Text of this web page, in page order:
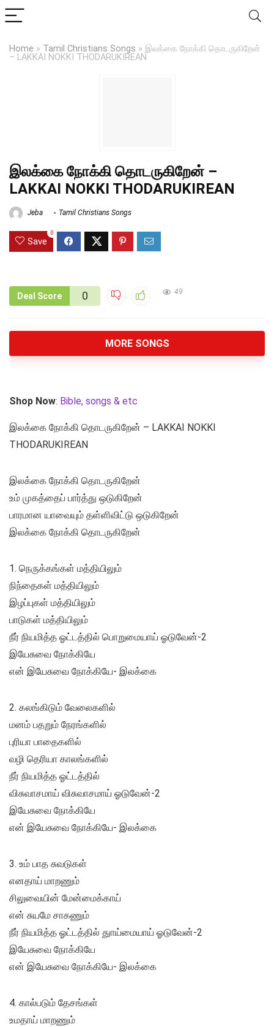
Home » Tamil Christians Songs » இலக்கை நோக்கி தொடருகிறேன்
– LAKKAI NOKKI THODARUKIREAN
இலக்கை நோக்கி தொடருகிறேன் –
LAKKAI NOKKI THODARUKIREAN
Jeba Tamil Christians Songs
Save
0
Deal Score 0 49
MORE SONGS
Shop Now: Bible, songs & etc
இலக்கை நோக்கி தொடருகிறேன் – LAKKAI NOKKI
THODARUKIREAN
இலக்கை நோக்கி தொடருகிறேன்
உம் முகத்தைப் பார்த்து ஒடுகிறேன்
பாரமான யாவையும் தள்ளிவிட்டு ஒடுகிறேன்
இலக்கை நோக்கி தொடருகிறேன்
1. நெருக்கங்கள் மத்தியிலும்
நிந்தைகள் மத்தியிலும்
இழப்புகள் மத்தியிலும்
பாடுகள் மத்தியிலும்
நீர் நியமித்த ஓட்டத்தில் பொறுமையாய் ஓடுவேன்-2
இயேசுவை நோக்கியே
என் இயேசுவை நோக்கியே- இலக்கை
2. கலங்கிடும் வேலைகளில்
மனம் பதறும் நேரங்களில்
புரியா பாதைகளில்
வழி தெரியா காலங்களில்
நீர் நியமித்த ஓட்டத்தில்
விசுவாசமாய் விசுவாசமாய் ஓடுவேன்-2
இயேசுவை நோக்கியே
என் இயேசுவை நோக்கியே- இலக்கை
3. உம் பாத சுவடுகள்
எனதாய் மாறணும்
சிலுவையின் மேன்மைக்காய்
என் சுயமே சாகணும்
நீர் நியமித்த ஓட்டத்தில் துாய்மையாய் ஓடுவேன்-2
இயேசுவை நோக்கியே
என் இயேசுவை நோக்கியே- இலக்கை
4. கால்படும் தேசங்கள்
உமதாய் மாறணும்